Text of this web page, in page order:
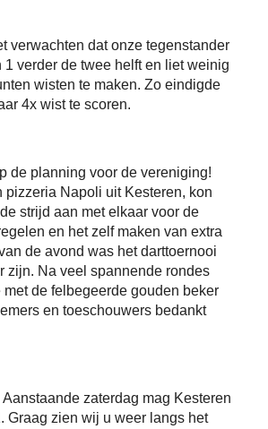
verwachten dat onze tegenstander
verder de twee helft en liet weinig
wisten te maken. Zo eindigde
4x wist te scoren.
de planning voor de vereniging!
pizzeria Napoli uit Kesteren, kon
strijd aan met elkaar voor de
en het zelf maken van extra
de avond was het darttoernooi
zijn. Na veel spannende rondes
de felbegeerde gouden beker
en toeschouwers bedankt
zaterdag mag Kesteren
Graag zien wij u weer langs het